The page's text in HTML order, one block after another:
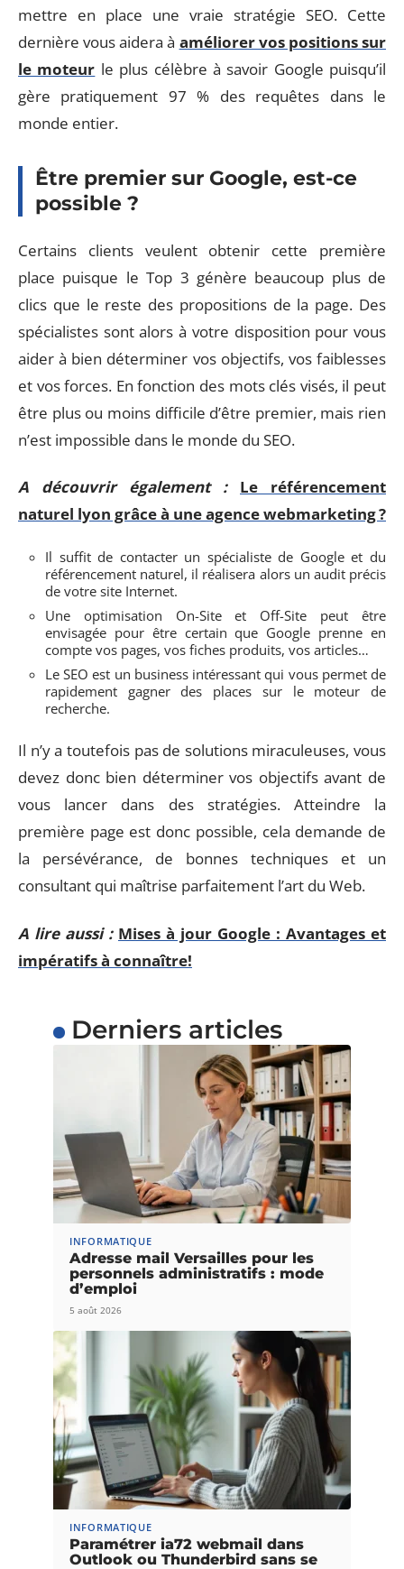
mettre en place une vraie stratégie SEO. Cette
dernière vous aidera à améliorer vos positions sur
le moteur le plus célèbre à savoir Google puisqu’il
gère pratiquement 97 % des requêtes dans le
monde entier.
Être premier sur Google, est-ce
possible ?
Certains clients veulent obtenir cette première
place puisque le Top 3 génère beaucoup plus de
clics que le reste des propositions de la page. Des
spécialistes sont alors à votre disposition pour vous
aider à bien déterminer vos objectifs, vos faiblesses
et vos forces. En fonction des mots clés visés, il peut
être plus ou moins difficile d’être premier, mais rien
n’est impossible dans le monde du SEO.
A découvrir également :
Le référencement
naturel lyon grâce à une agence webmarketing ?
Il suffit de contacter un spécialiste de Google et du
référencement naturel, il réalisera alors un audit précis
de votre site Internet.
Une optimisation On-Site et Off-Site peut être
envisagée pour être certain que Google prenne en
compte vos pages, vos fiches produits, vos articles…
Le SEO est un business intéressant qui vous permet de
rapidement gagner des places sur le moteur de
recherche.
Il n’y a toutefois pas de solutions miraculeuses, vous
devez donc bien déterminer vos objectifs avant de
vous lancer dans des stratégies. Atteindre la
première page est donc possible, cela demande de
la persévérance, de bonnes techniques et un
consultant qui maîtrise parfaitement l’art du Web.
A lire aussi : Mises à jour Google : Avantages et
impératifs à connaître!
Derniers articles
INFORMATIQUE
Adresse mail Versailles pour les
personnels administratifs : mode
d’emploi
5 août 2026
INFORMATIQUE
Paramétrer ia72 webmail dans
Outlook ou Thunderbird sans se